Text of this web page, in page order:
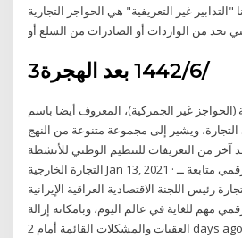
غير التعريفية" هي الحواجز التجارية
3‏‏/6‏‏/1442 بعد الهجرة
(الحواجز غير الجمركية)، المعروف أيضا باسم
ويشير إلى مجموعة متنوعة من النهج
آخر من التعريفات للتنظيم الوطني للأنشطة
التجارة الخارجية Jan 13, 2021 · باستعمال الاقتصاد الرقمي متابعة ــ
رئيس اللجنة الاقتصادية العراقية الإيرانية
مهم للغاية في عالم اليوم، وبامكانه إزالة
العقبات والمشكلات القائمة أمام 2 days ago · اتفقت حكومة إقليم